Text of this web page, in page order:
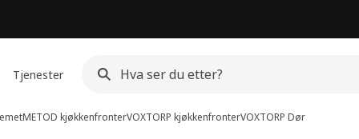
Tjenester
METOD kjøkkenfronterVOXTORP kjøkkenfronterVOXTORP Dør